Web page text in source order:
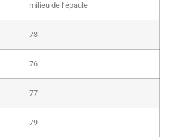
milieu de l’épaule
73
76
77
79